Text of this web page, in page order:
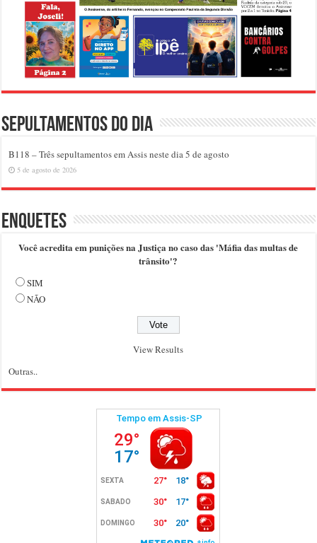
Sepultamentos do dia
B118 – Três sepultamentos em Assis neste dia 5 de agosto
5 de agosto de 2026
Enquetes
Você acredita em punições na Justiça no caso das 'Máfia das multas de
trânsito'?
SIM
NÃO
View Results
Outras..